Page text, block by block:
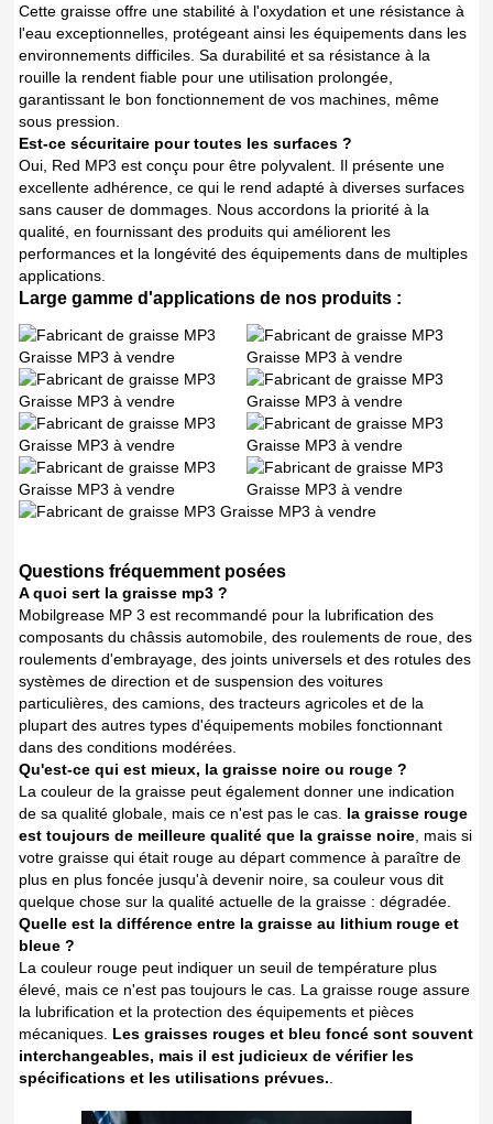
Cette graisse offre une stabilité à l'oxydation et une résistance à
l'eau exceptionnelles, protégeant ainsi les équipements dans les
environnements difficiles. Sa durabilité et sa résistance à la
rouille la rendent fiable pour une utilisation prolongée,
garantissant le bon fonctionnement de vos machines, même
sous pression.
Est-ce sécuritaire pour toutes les surfaces ?
Oui, Red MP3 est conçu pour être polyvalent. Il présente une
excellente adhérence, ce qui le rend adapté à diverses surfaces
sans causer de dommages. Nous accordons la priorité à la
qualité, en fournissant des produits qui améliorent les
performances et la longévité des équipements dans de multiples
applications.
Large gamme d'applications de nos produits :
Questions fréquemment posées
A quoi sert la graisse mp3 ?
Mobilgrease MP 3 est recommandé pour la lubrification des
composants du châssis automobile, des roulements de roue, des
roulements d'embrayage, des joints universels et des rotules des
systèmes de direction et de suspension des voitures
particulières, des camions, des tracteurs agricoles et de la
plupart des autres types d'équipements mobiles fonctionnant
dans des conditions modérées.
Qu'est-ce qui est mieux, la graisse noire ou rouge ?
La couleur de la graisse peut également donner une indication
de sa qualité globale, mais ce n'est pas le cas. la graisse rouge
est toujours de meilleure qualité que la graisse noire, mais si
votre graisse qui était rouge au départ commence à paraître de
plus en plus foncée jusqu'à devenir noire, sa couleur vous dit
quelque chose sur la qualité actuelle de la graisse : dégradée.
Quelle est la différence entre la graisse au lithium rouge et
bleue ?
La couleur rouge peut indiquer un seuil de température plus
élevé, mais ce n'est pas toujours le cas. La graisse rouge assure
la lubrification et la protection des équipements et pièces
mécaniques. Les graisses rouges et bleu foncé sont souvent
interchangeables, mais il est judicieux de vérifier les
spécifications et les utilisations prévues.